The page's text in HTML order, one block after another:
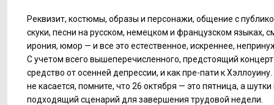
Реквизит, костюмы, образы и персонажи, общение с
скуки, песни на русском, немецком и французском языках,
ирония, юмор — и все это естественное, искреннее,
С учетом всего вышеперечисленного, предстоящий
средство от осенней депрессии, и как пре-пати к
не касается, помните, что 26 октября — это пятница, а
подходящий сценарий для завершения трудовой недели.